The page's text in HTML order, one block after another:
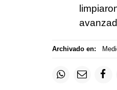
Archivado en: